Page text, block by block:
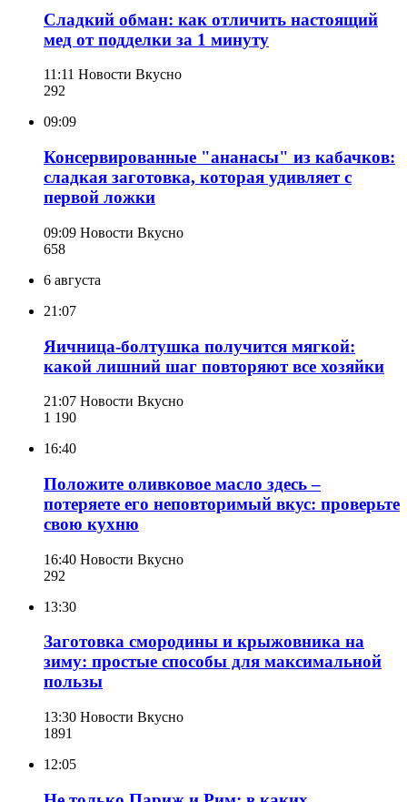
Сладкий обман: как отличить настоящий
мед от подделки за 1 минуту
11:11 Новости Вкусно
292
09:09
Консервированные "ананасы" из кабачков:
сладкая заготовка, которая удивляет с
первой ложки
09:09 Новости Вкусно
658
6 августа
21:07
Яичница-болтушка получится мягкой:
какой лишний шаг повторяют все хозяйки
21:07 Новости Вкусно
1 190
16:40
Положите оливковое масло здесь –
потеряете его неповторимый вкус: проверьте
свою кухню
16:40 Новости Вкусно
292
13:30
Заготовка смородины и крыжовника на
зиму: простые способы для максимальной
пользы
13:30 Новости Вкусно
1891
12:05